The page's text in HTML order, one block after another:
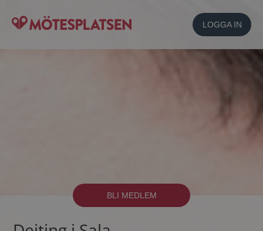
LOGGA IN
BLI MEDLEM